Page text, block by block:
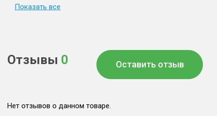
Показать все
Отзывы 0 Оставить отзыв
Нет отзывов о данном товаре.